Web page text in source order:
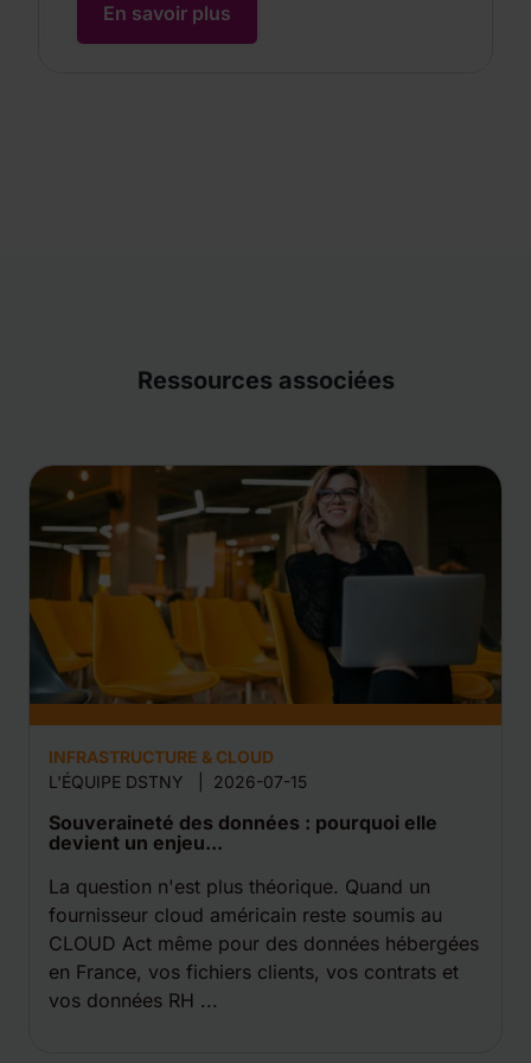
En savoir plus
Ressources associées
INFRASTRUCTURE & CLOUD
L'ÉQUIPE DSTNY
2026-07-15
Souveraineté des données : pourquoi elle
devient un enjeu...
La question n'est plus théorique. Quand un
fournisseur cloud américain reste soumis au
CLOUD Act même pour des données hébergées
en France, vos fichiers clients, vos contrats et
vos données RH ...